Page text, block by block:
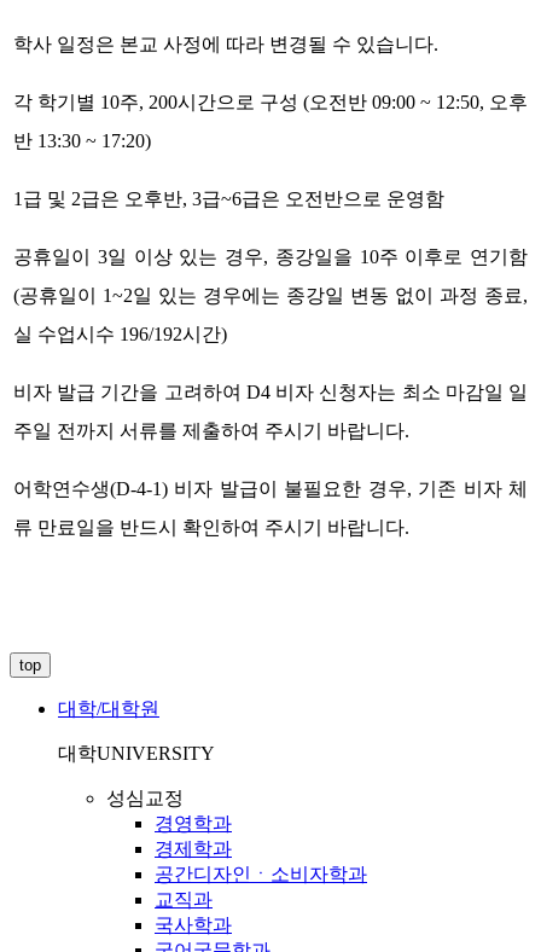
학사 일정은 본교 사정에 따라 변경될 수 있습니다.
각 학기별 10주, 200시간으로 구성 (오전반 09:00 ~ 12:50, 오후
반 13:30 ~ 17:20)
1급 및 2급은 오후반, 3급~6급은 오전반으로 운영함
공휴일이 3일 이상 있는 경우, 종강일을 10주 이후로 연기함
(공휴일이 1~2일 있는 경우에는 종강일 변동 없이 과정 종료,
실 수업시수 196/192시간)
비자 발급 기간을 고려하여 D4 비자 신청자는 최소 마감일 일
주일 전까지 서류를 제출하여 주시기 바랍니다.
어학연수생(D-4-1) 비자 발급이 불필요한 경우, 기존 비자 체
류 만료일을 반드시 확인하여 주시기 바랍니다.
top
대학/대학원
대학UNIVERSITY
성심교정
경영학과
경제학과
공간디자인ㆍ소비자학과
교직과
국사학과